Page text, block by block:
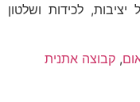
לכידות ושלטון
קבוצה אתנית